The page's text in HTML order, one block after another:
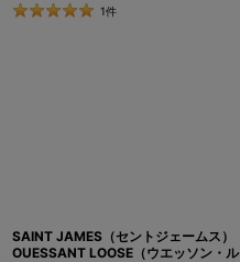
1件
SAINT JAMES（セントジェームス）
OUESSANT LOOSE（ウエッソン・ル